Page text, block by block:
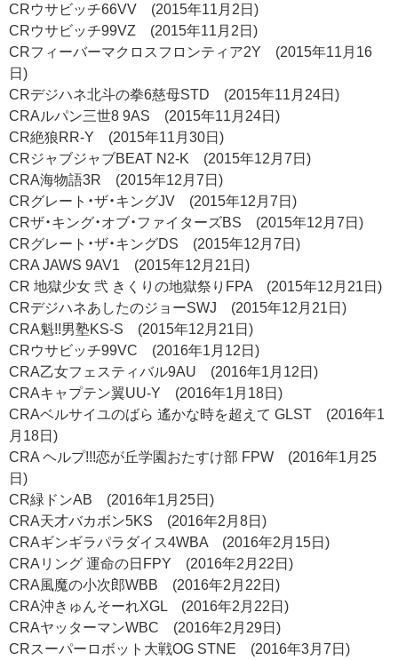
CRウサビッチ66VV (2015年11月2日)
CRウサビッチ99VZ (2015年11月2日)
CRフィーバーマクロスフロンティア2Y (2015年11月16
日)
CRデジハネ北斗の拳6慈母STD (2015年11月24日)
CRAルパン三世8 9AS (2015年11月24日)
CR絶狼RR-Y (2015年11月30日)
CRジャブジャブBEAT N2-K (2015年12月7日)
CRA海物語3R (2015年12月7日)
CRグレート・ザ・キングJV (2015年12月7日)
CRザ・キング・オブ・ファイターズBS (2015年12月7日)
CRグレート・ザ・キングDS (2015年12月7日)
CRA JAWS 9AV1 (2015年12月21日)
CR 地獄少女 弐 きくりの地獄祭りFPA (2015年12月21日)
CRデジハネあしたのジョーSWJ (2015年12月21日)
CRA魁!!男塾KS-S (2015年12月21日)
CRウサビッチ99VC (2016年1月12日)
CRA乙女フェスティバル9AU (2016年1月12日)
CRAキャプテン翼UU-Y (2016年1月18日)
CRAベルサイユのばら 遙かな時を超えて GLST (2016年1
月18日)
CRA ヘルプ!!!恋が丘学園おたすけ部 FPW (2016年1月25
日)
CR緑ドンAB (2016年1月25日)
CRA天才バカボン5KS (2016年2月8日)
CRAギンギラパラダイス4WBA (2016年2月15日)
CRAリング 運命の日FPY (2016年2月22日)
CRA風魔の小次郎WBB (2016年2月22日)
CRA沖きゅんそーれXGL (2016年2月22日)
CRAヤッターマンWBC (2016年2月29日)
CRスーパーロボット大戦OG STNE (2016年3月7日)